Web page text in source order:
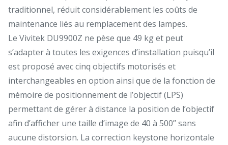
traditionnel, réduit considérablement les coûts de
maintenance liés au remplacement des lampes.
Le Vivitek DU9900Z ne pèse que 49 kg et peut
s’adapter à toutes les exigences d’installation puisqu’il
est proposé avec cinq objectifs motorisés et
interchangeables en option ainsi que de la fonction de
mémoire de positionnement de l’objectif (LPS)
permettant de gérer à distance la position de l’objectif
afin d’afficher une taille d’image de 40 à 500’’ sans
aucune distorsion. La correction keystone horizontale